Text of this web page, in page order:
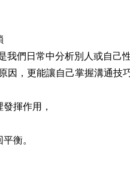
們日常中分析別人或自己
因，更能讓自己掌握溝通技巧
揮作用，
衡。